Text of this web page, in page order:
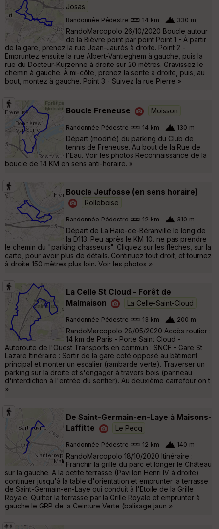
Josas
Randonnée Pédestre 14 km 330 m
RandoMarcopolo 26/10/2020 Boucle autour
de la Bièvre point par point Point 1 - À partir
de la gare, prenez la rue Jean-Jaurès à droite. Point 2 -
Empruntez ensuite la rue Albert-Vantieghem à gauche, puis la
rue du Docteur-Kurzenne à droite sur 20 mètres. Gravissez le
chemin à gauche. À mi-côte, prenez la sente à droite, puis, au
bout, montez à gauche. Point 3 - Suivez la rue Pierre »
Boucle Freneuse Moisson
Randonnée Pédestre 14 km 130 m
Départ (modifié) du parking du Club de
tennis de Freneuse. Au bout de la Rue de
l'Eau. Voir les photos Reconnaissance de la
boucle de 14 KM en sens anti-horaire. »
Boucle Jeufosse (en sens horaire)
Rolleboise
Randonnée Pédestre 12 km 310 m
Départ de La Haie-de-Béranville le long de
la D113. Peu après le KM 10, ne pas prendre
le chemin du "parking chasseurs". Cliquez sur les flèches, sur la
carte, pour avoir plus de détails. Continuez tout droit, et tournez
à droite 150 mètres plus loin. Voir les photos »
La Celle St Cloud - Forêt de
Malmaison
La Celle-Saint-Cloud
Randonnée Pédestre 13 km 200 m
RandoMarcopolo 28/05/2020 Accès routier :
14 km de Paris - Porte Saint Cloud -
Autoroute de l'Ouest Transports en commun : SNCF - Gare St
Lazare Itinéraire : Sortir de la gare coté opposé au bâtiment
principal et monter un escalier (rambarde verte). Traverser un
parking sur la droite et s'engager à travers bois (panneau
d'interdiction à l'entrée du sentier). Au deuxième carrefour on t
»
De Saint-Germain-en-Laye à Maisons-
Laffitte
Le Pecq
Randonnée Pédestre 12 km 140 m
RandoMarcopolo 18/10/2020 Itinéraire :
Franchir la grille du parc et longer le Château
sur la gauche. A la petite terrasse (Pavillon Henri IV à droite)
continuer jusqu'à la table d'orientation et emprunter la terrasse
de Saint-Germain-en-Laye qui conduit à l'Etoile de la Grille
Royale. Quitter la terrasse par la Grille Royale et emprunter à
gauche le GRP de la Ceinture Verte (balisage jaun »